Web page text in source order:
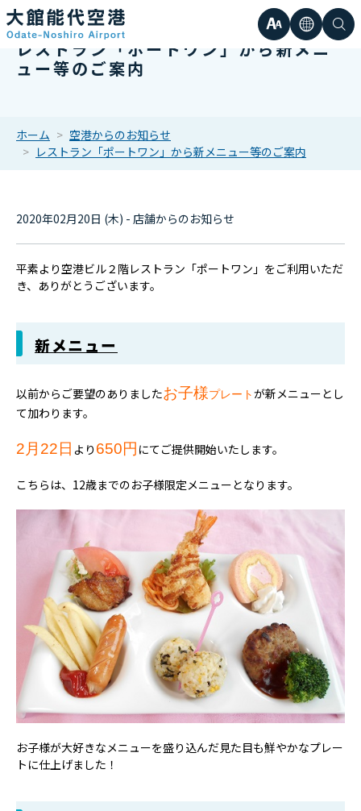
文
サ
ズ
大
言日本語
検
レストラン「ポートワン」から新メニ
ュー等のご案内
ホーム
空港からのお知らせ
レストラン「ポートワン」から新メニュー等のご案内
2020年02月20日 (木) - 店舗からのお知らせ
平素より空港ビル２階レストラン「ポートワン」をご利用いただ
き、ありがとうございます。
新メニュー
以前からご要望のありましたお子様プレートが新メニューとし
て加わります。
2月22日 より 650円 にてご提供開始いたします。
こちらは、12歳までのお子様限定メニューとなります。
お子様が大好きなメニューを盛り込んだ見た目も鮮やかなプレー
トに仕上げました！